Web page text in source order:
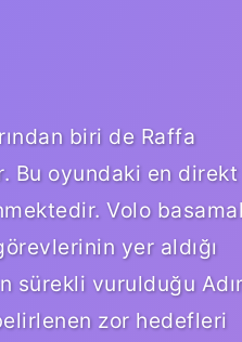
biri de Raffa
Bu oyundaki en direkt
Volo
yer aldığı
sürekli vurulduğu
zor hedefleri